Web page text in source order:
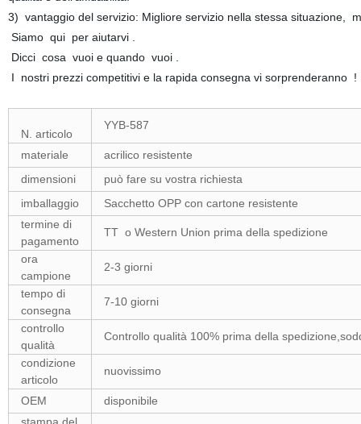
3) vantaggio del servizio: Migliore servizio nella stessa situazione,
Siamo qui per aiutarvi .
Dicci cosa vuoi e quando vuoi .
I nostri prezzi competitivi e la rapida consegna vi sorprenderanno !
N. articolo
YYB-587
materiale
acrilico resistente
dimensioni
può fare su vostra richiesta
imballaggio
Sacchetto OPP con cartone resistente
termine di
pagamento
TT o Western Union prima della spedizione
ora
campione
2-3 giorni
tempo di
consegna
7-10 giorni
controllo
qualità
Controllo qualità 100% prima della
condizione
articolo
nuovissimo
OEM
disponibile